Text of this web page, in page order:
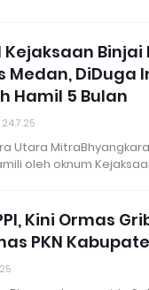
Kejaksaan
Medan, DiDuga
Hamil 5 Bulan
24.7.25
Utara
oleh oknum
Kini Ormas
PKN